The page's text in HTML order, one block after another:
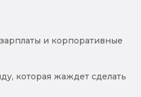
и корпоративные
которая жаждет сделать